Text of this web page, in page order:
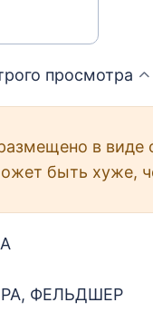
просмотра
в виде
быть хуже,
ФЕЛЬДШЕР